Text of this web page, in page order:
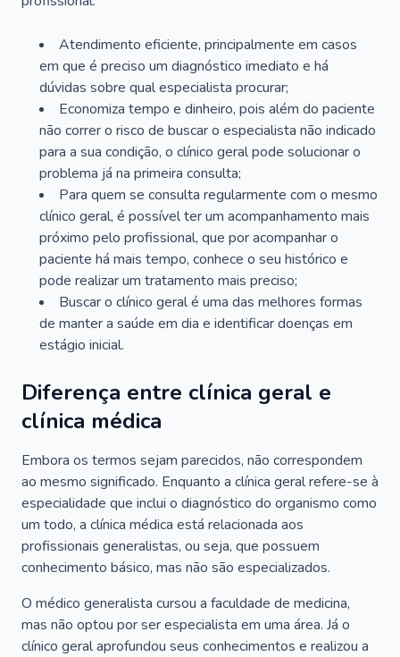
Atendimento eficiente, principalmente em casos
em que é preciso um diagnóstico imediato e há
dúvidas sobre qual especialista procurar;
Economiza tempo e dinheiro, pois além do paciente
não correr o risco de buscar o especialista não indicado
para a sua condição, o clínico geral pode solucionar o
problema já na primeira consulta;
Para quem se consulta regularmente com o mesmo
clínico geral, é possível ter um acompanhamento mais
próximo pelo profissional, que por acompanhar o
paciente há mais tempo, conhece o seu histórico e
pode realizar um tratamento mais preciso;
Buscar o clínico geral é uma das melhores formas
de manter a saúde em dia e identificar doenças em
estágio inicial.
Diferença entre clínica geral e
clínica médica
Embora os termos sejam parecidos, não correspondem
ao mesmo significado. Enquanto a clínica geral refere-se à
especialidade que inclui o diagnóstico do organismo como
um todo, a clínica médica está relacionada aos
profissionais generalistas, ou seja, que possuem
conhecimento básico, mas não são especializados.
O médico generalista cursou a faculdade de medicina,
mas não optou por ser especialista em uma área. Já o
clínico geral aprofundou seus conhecimentos e realizou a